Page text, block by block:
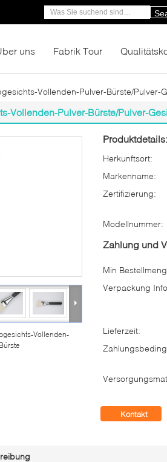
uns Fabrik Tour
Vollenden-Pulver-Bürste/Pulver-
Vollenden-Pulver-Bürste/Pulver-
Vollenden-
Produktdetails:
Herkunftsort:
Markenname:
Zertifizierung:
Modellnummer:
Zahlung und
Min
Verpackung
Lieferzeit:
Kontakt